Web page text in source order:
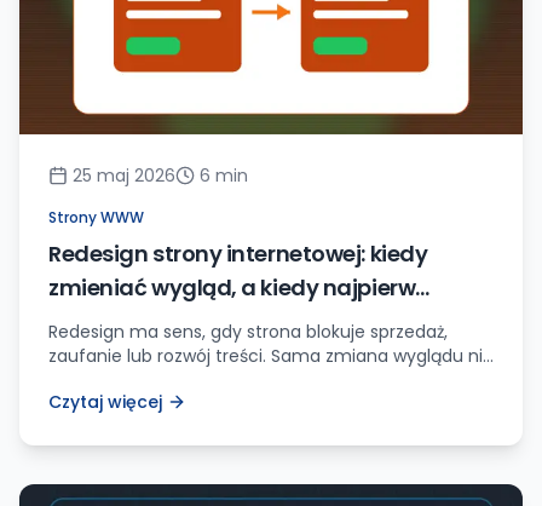
25 maj 2026 6 min
Strony WWW
Redesign strony internetowej: kiedy
zmieniać wygląd, a kiedy najpierw
naprawić fundamenty
Redesign ma sens, gdy strona blokuje sprzedaż,
zaufanie lub rozwój treści. Sama zmiana wyglądu nie
URL-ach.
Czytaj więcej